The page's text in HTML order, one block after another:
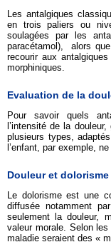
Les antalgiques
en trois paliers ou
soulagées par les
paracétamol), alors
recourir aux
morphiniques.
Evaluation de la
Pour savoir quels
l’intensité de la
plusieurs types,
l’enfant, par exemple,
Douleur et dolorisme
Le dolorisme est une
diffusée notamment
seulement la douleur,
valeur morale. Selon
maladie seraient des «